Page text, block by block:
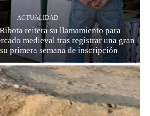
ACTUALIDAD
reitera su llamamiento para
medieval tras registrar una gran
primera semana de inscripción